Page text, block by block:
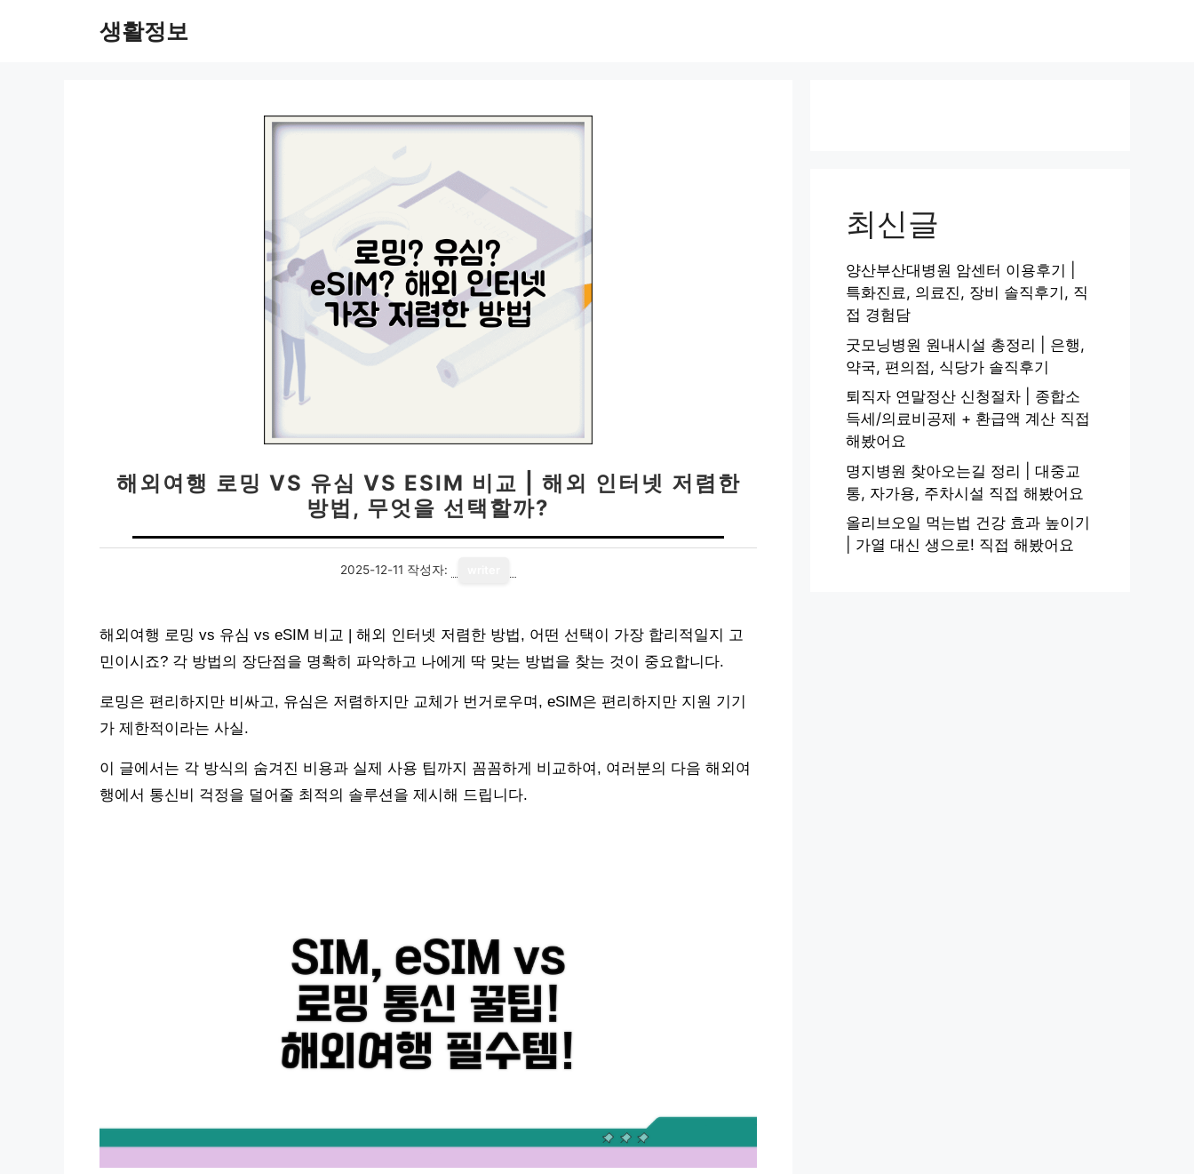
생활정보
해외여행 로밍 VS 유심 VS ESIM 비교 | 해외 인터넷 저렴한
방법, 무엇을 선택할까?
2025-12-11 작성자:
해외여행 로밍 vs 유심 vs eSIM 비교 | 해외 인터넷 저렴한 방법, 어떤 선택이 가장 합리적일지 고
민이시죠? 각 방법의 장단점을 명확히 파악하고 나에게 딱 맞는 방법을 찾는 것이 중요합니다.
로밍은 편리하지만 비싸고, 유심은 저렴하지만 교체가 번거로우며, eSIM은 편리하지만 지원 기기
가 제한적이라는 사실.
이 글에서는 각 방식의 숨겨진 비용과 실제 사용 팁까지 꼼꼼하게 비교하여, 여러분의 다음 해외여
행에서 통신비 걱정을 덜어줄 최적의 솔루션을 제시해 드립니다.
최신글
양산부산대병원 암센터 이용후기 |
특화진료, 의료진, 장비 솔직후기, 직
접 경험담
굿모닝병원 원내시설 총정리 | 은행,
약국, 편의점, 식당가 솔직후기
퇴직자 연말정산 신청절차 | 종합소
득세/의료비공제 + 환급액 계산 직접
해봤어요
명지병원 찾아오는길 정리 | 대중교
통, 자가용, 주차시설 직접 해봤어요
올리브오일 먹는법 건강 효과 높이기
| 가열 대신 생으로! 직접 해봤어요